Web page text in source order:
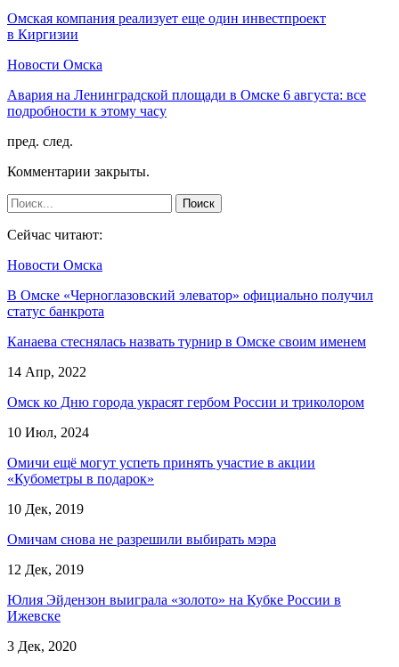
Омская компания реализует еще один инвестпроект
в Киргизии
Новости Омска
Авария на Ленинградской площади в Омске 6 августа: все
подробности к этому часу
пред. след.
Комментарии закрыты.
Сейчас читают:
Новости Омска
В Омске «Черноглазовский элеватор» официально получил
статус банкрота
Канаева стеснялась назвать турнир в Омске своим именем
14 Апр, 2022
Омск ко Дню города украсят гербом России и триколором
10 Июл, 2024
Омичи ещё могут успеть принять участие в акции
«Кубометры в подарок»
10 Дек, 2019
Омичам снова не разрешили выбирать мэра
12 Дек, 2019
Юлия Эйдензон выиграла «золото» на Кубке России в
Ижевске
3 Дек, 2020